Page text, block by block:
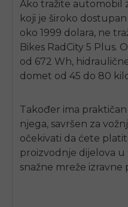
Ako tražite automobil
koji je široko
oko 1999 dolara, ne
Bikes RadCity 5 Plus.
od 672 Wh,
domet od 45 do 80
Također ima
njega, savršen za
očekivati ​​da ćete
proizvodnje dijelova u
snažne mreže